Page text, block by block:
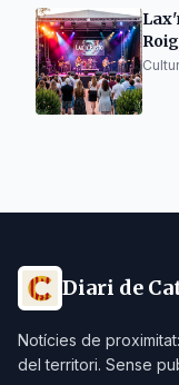
Roig
Diari de
Notícies de
del territori. Sense